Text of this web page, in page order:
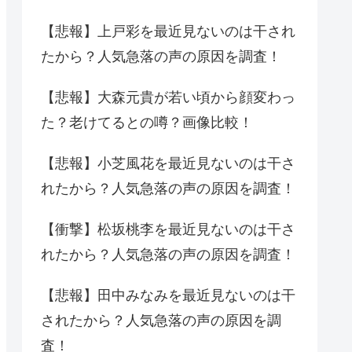
【悲報】上戸彩を最近見ないのは干され
たから？人気急落の声の原因を調査！
【悲報】大森元貴が若い頃から顔変わっ
た？老けてるとの噂？画像比較！
【悲報】小芝風花を最近見ないのは干さ
れたから？人気急落の声の原因を調査！
【衝撃】松坂桃李を最近見ないのは干さ
れたから？人気急落の声の原因を調査！
【悲報】田中みなみを最近見ないのは干
されたから？人気急落の声の原因を調
査！